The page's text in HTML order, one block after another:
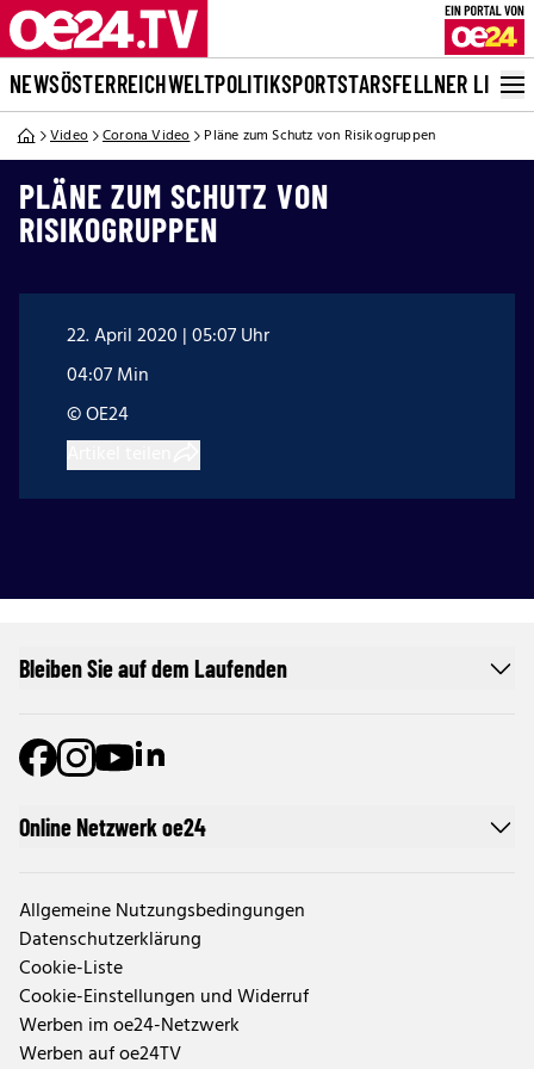
NEWSÖSTERREICHWELTPOLITIKSPORTSTARSFELLNER LIVE
Video Corona Video Pläne zum Schutz von Risikogruppen
PLÄNE ZUM SCHUTZ VON
RISIKOGRUPPEN
22. April 2020 | 05:07 Uhr
04:07 Min
© OE24
Online Netzwerk oe24
Allgemeine Nutzungsbedingungen
Datenschutzerklärung
Cookie-Liste
Cookie-Einstellungen und Widerruf
Werben im oe24-Netzwerk
Werben auf oe24TV
Bleiben Sie auf dem Laufenden